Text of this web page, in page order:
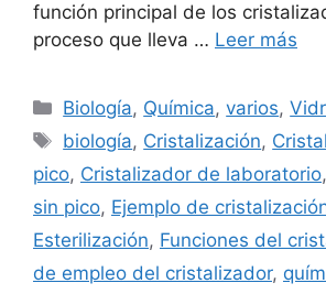
función principal de los
proceso que lleva … Leer más
Categorías
Biología, Química,varios,
Etiquetas
biología, Cristalización,
pico, Cristalizador de laboratorio,
sin pico, Ejemplo de
Esterilización, Funciones del
de empleo del cristalizador,